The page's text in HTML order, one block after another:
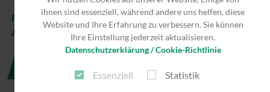
FÜR 2026 BIETEN WIR KEINE AUSBILDUNGSSTELLEN
AN.
ihnen sind essenziell, während andere uns helfen, diese
Website und Ihre Erfahrung zu verbessern. Sie können
Ihre Einstellung jederzeit aktualisieren.
Datenschutzerklärung / Cookie-Richtlinie
Essenziell Statistik